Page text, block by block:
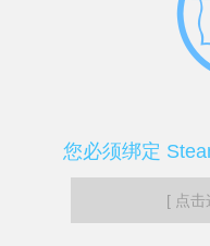
您必须绑定
[ 点击